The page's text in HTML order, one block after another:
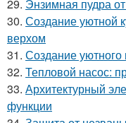
29. Энзимная пудра
30. Создание уютной
верхом
31. Создание уютного
32. Тепловой насос:
33. Архитектурный
функции